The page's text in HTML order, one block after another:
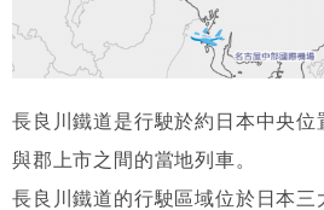
長良川鐵道是行駛於約日本中央位
與郡上市之間的當地列車。
長良川鐵道的行駛區域位於日本三